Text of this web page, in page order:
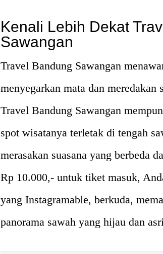
Kenali Lebih Dekat
Sawangan
Travel Bandung Sawangan
menyegarkan mata dan meredakan
Travel Bandung Sawangan
spot wisatanya terletak di tengah
merasakan suasana yang berbeda
Rp 10.000,- untuk tiket masuk,
yang Instagramable, berkuda,
panorama sawah yang hijau dan